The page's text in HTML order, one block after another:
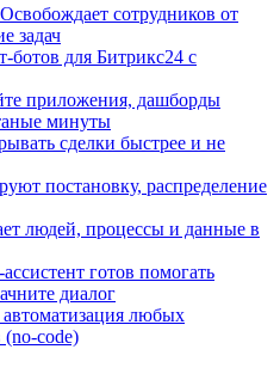
Освобождает сотрудников от
задач
ботов для Битрикс24 с
приложения, дашборды
минуты
сделки быстрее и не
постановку, распределение
людей, процессы и данные в
готов помогать
диалог
автоматизация любых
(no-code)